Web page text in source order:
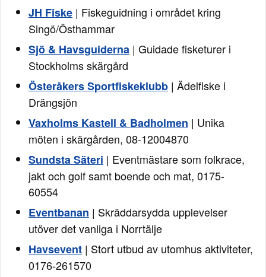
JH Fiske | Fiskeguidning i området kring
Singö/Östhammar
Sjö & Havsguiderna | Guidade fisketurer i
Stockholms skärgård
Österåkers Sportfiskeklubb | Ädelfiske i
Drängsjön
Vaxholms Kastell & Badholmen | Unika
möten i skärgården, 08-12004870
Sundsta Säteri | Eventmästare som folkrace,
jakt och golf samt boende och mat, 0175-
60554
Eventbanan | Skräddarsydda upplevelser
utöver det vanliga i Norrtälje
Havsevent | Stort utbud av utomhus aktiviteter,
0176-261570